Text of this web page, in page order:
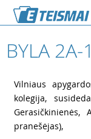
BYLA
Vilniaus
kolegija,
Gerasičkinienės,
pranešėjas),